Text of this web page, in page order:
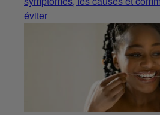
éviter